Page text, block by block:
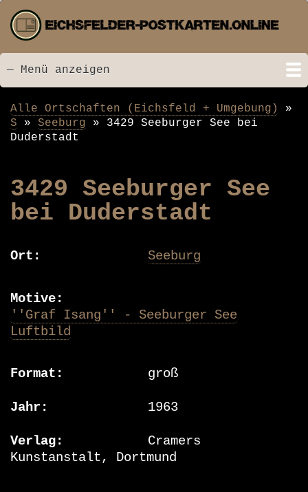
zum
Inhalt
Menü
— Menü anzeigen
Startseite
Neu hinzugefügt
Postkarten
Bildarchiv
Videos
Suche
Kontakt
Links
Spende
Pfadnavigation
Alle Ortschaften (Eichsfeld + Umgebung)
S
Seeburg
3429 Seeburger See bei
Duderstadt
3429 Seeburger See
bei Duderstadt
Ort Seeburg
Motive
''Graf Isang'' - Seeburger See
Luftbild
Format groß
Jahr 1963
Verlag
Cramers
Kunstanstalt, Dortmund